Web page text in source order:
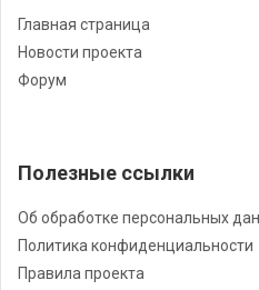
Главная страница
Новости проекта
Форум
Полезные ссылки
Об обработке персональных
Политика конфиденциальности
Правила проекта